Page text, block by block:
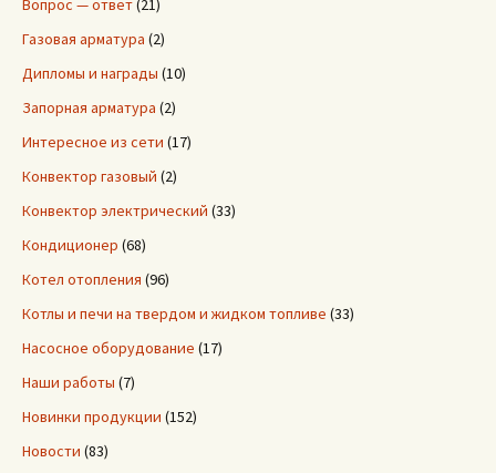
Газовая арматура (2)
Дипломы и награды (10)
Запорная арматура (2)
Интересное из сети (17)
Конвектор газовый (2)
Конвектор электрический (33)
Кондиционер (68)
Котел отопления (96)
Котлы и печи на твердом и жидком топливе (33)
Насосное оборудование (17)
Наши работы (7)
Новинки продукции (152)
Новости (83)